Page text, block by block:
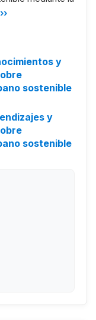
y
sostenible
y
sostenible